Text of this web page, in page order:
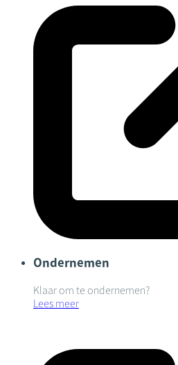
Ondernemen
Klaar om te ondernemen?
Lees meer